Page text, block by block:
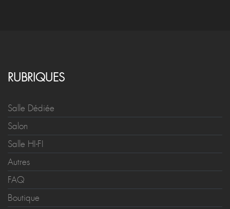
RUBRIQUES
Salle Dédiée
Salon
Salle HI-FI
Autres
FAQ
Boutique